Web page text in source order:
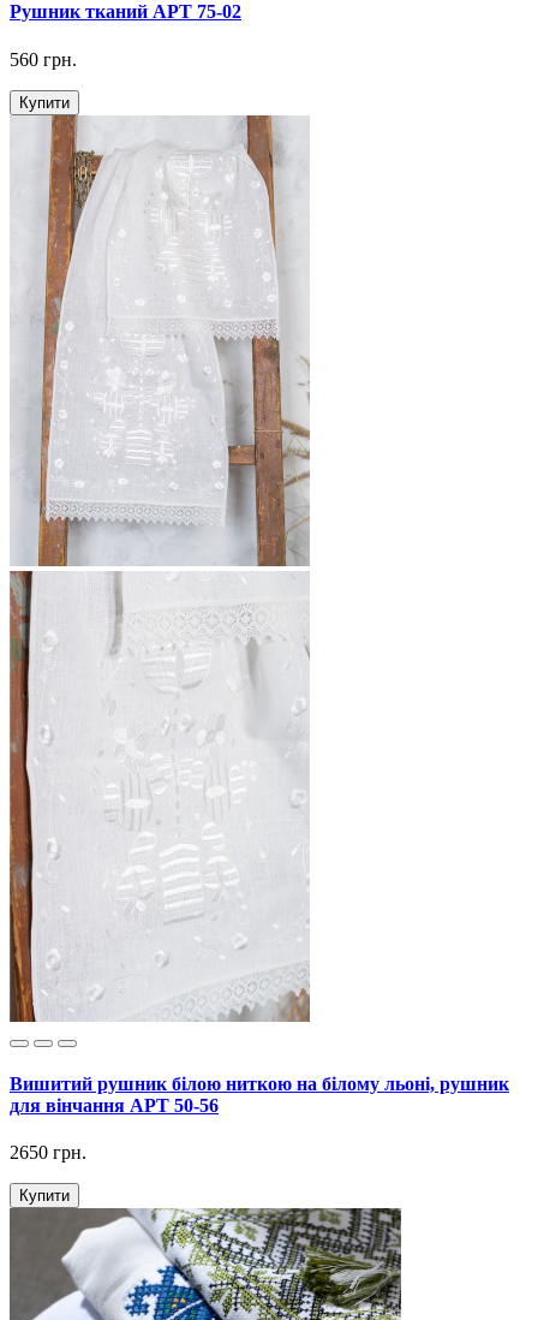
Рушник тканий АРТ 75-02
560 грн.
Купити
Вишитий рушник білою ниткою на білому льоні, рушник
для вінчання АРТ 50-56
2650 грн.
Купити